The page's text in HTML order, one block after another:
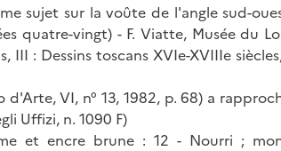
sujet sur la voûte de l'angle sud-
quatre-vingt) - F. Viatte, Musée du
III : Dessins toscans XVIe-XVIIIe
VI, n° 13, 1982, p. 68) a
Uffizi, n. 1090 F)
et encre brune : 12 - Nourri ;